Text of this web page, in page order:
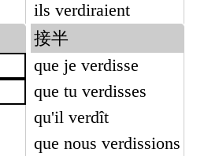
ils verdiraient
接半
que je verdisse
que tu verdisses
qu'il verdît
que nous verdissions